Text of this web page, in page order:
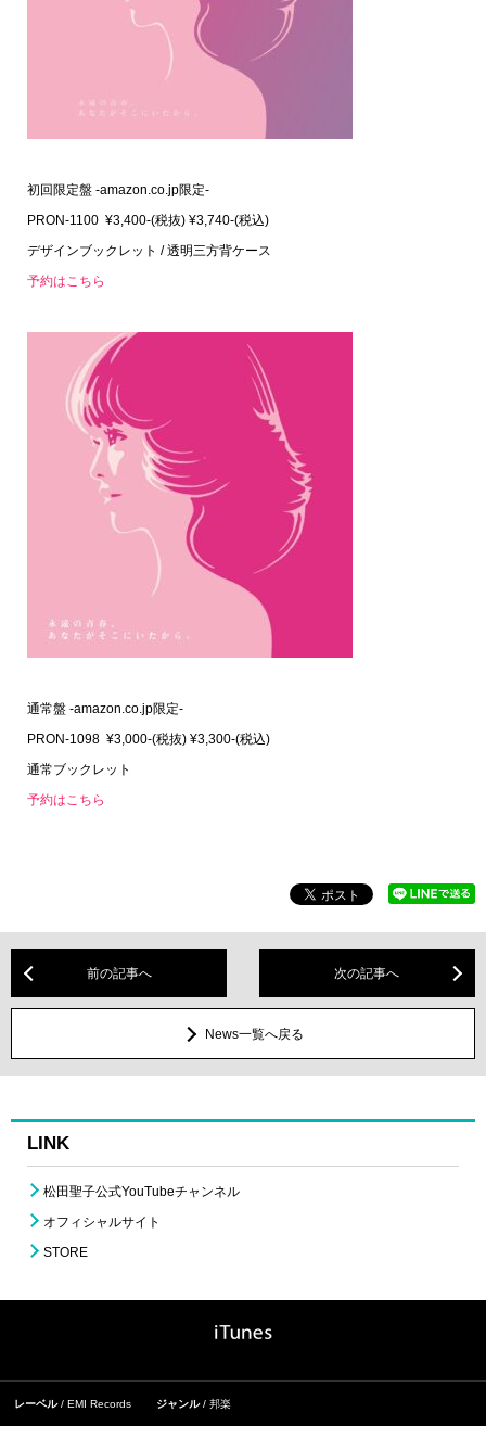
初回限定盤 -amazon.co.jp限定-
PRON-1100 ¥3,400-(税抜) ¥3,740-(税込)
デザインブックレット / 透明三方背ケース
予約はこちら
通常盤 -amazon.co.jp限定-
PRON-1098 ¥3,000-(税抜) ¥3,300-(税込)
通常ブックレット
予約はこちら
前の記事へ 次の記事へ
News一覧へ戻る
LINK
松田聖子公式YouTubeチャンネル
オフィシャルサイト
STORE
レーベル EMI Records ジャンル 邦楽